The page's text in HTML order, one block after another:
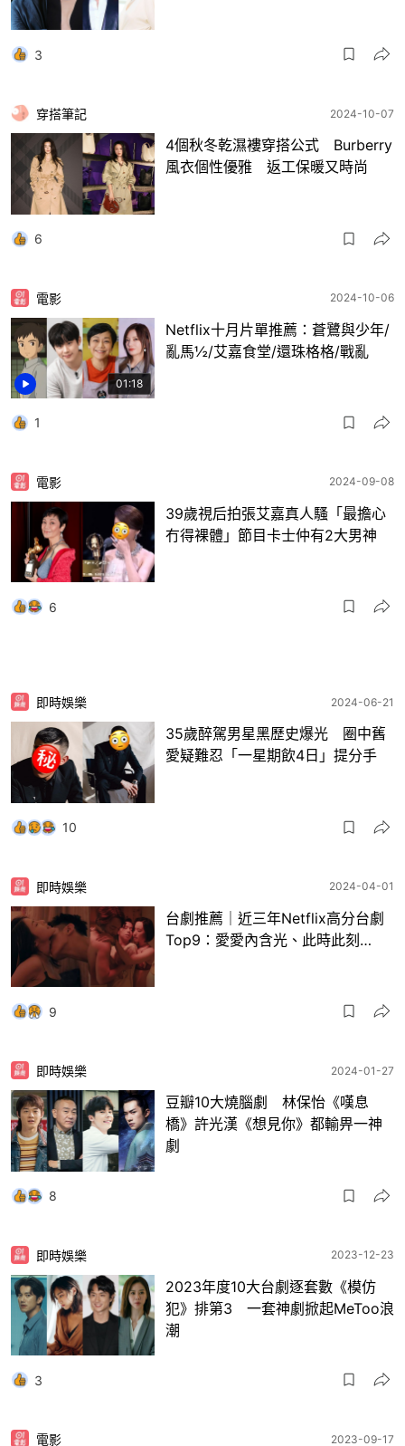
3
穿搭筆記 2024-10-07
4個秋冬乾濕褸穿搭公式 Burberry
風衣個性優雅 返工保暖又時尚
6
01:18
電影 2024-10-06
Netflix十月片單推薦：蒼鷺與少年/
亂馬½/艾嘉食堂/還珠格格/戰亂
1
電影 2024-09-08
39歲視后拍張艾嘉真人騷「最擔心
冇得裸體」節目卡士仲有2大男神
6
即時娛樂 2024-06-21
35歲醉駕男星黑歷史爆光 圈中舊
愛疑難忍「一星期飲4日」提分手
10
即時娛樂 2024-04-01
台劇推薦｜近三年Netflix高分台劇
Top9：愛愛內含光、此時此刻…
9
即時娛樂 2024-01-27
豆瓣10大燒腦劇 林保怡《嘆息
橋》許光漢《想見你》都輸畀一神
劇
8
即時娛樂 2023-12-23
2023年度10大台劇逐套數《模仿
犯》排第3 一套神劇掀起MeToo浪
潮
3
電影 2023-09-17